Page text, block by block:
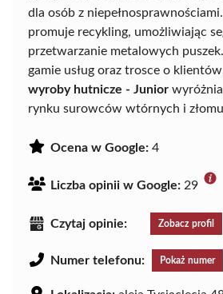
dla osób z
promuje recykling, umożliwiając
przetwarzanie metalowych
gamie usług oraz trosce o
wyroby hutnicze - Junior
rynku surowców wtórnych i
Ocena w Google: 4
Liczba opinii w Google: 29
Czytaj opinie: Zobacz profil
Numer telefonu: Pokaż numer